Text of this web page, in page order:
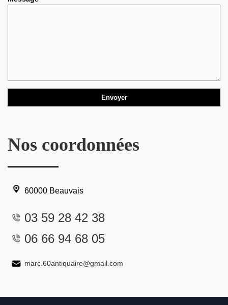
Nos coordonnées
60000 Beauvais
03 59 28 42 38
06 66 94 68 05
marc.60antiquaire@gmail.com